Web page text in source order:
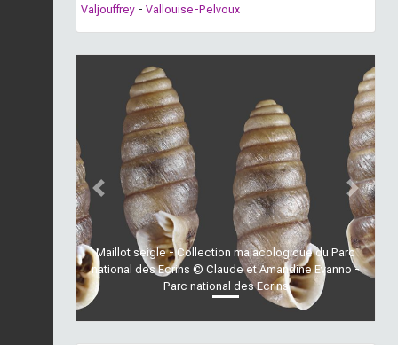
Valjouffrey - Vallouise-Pelvoux
Maillot seigle - Collection malacologique du Parc
national des Ecrins © Claude et Amandine Evanno -
Parc national des Ecrins
Previous Next